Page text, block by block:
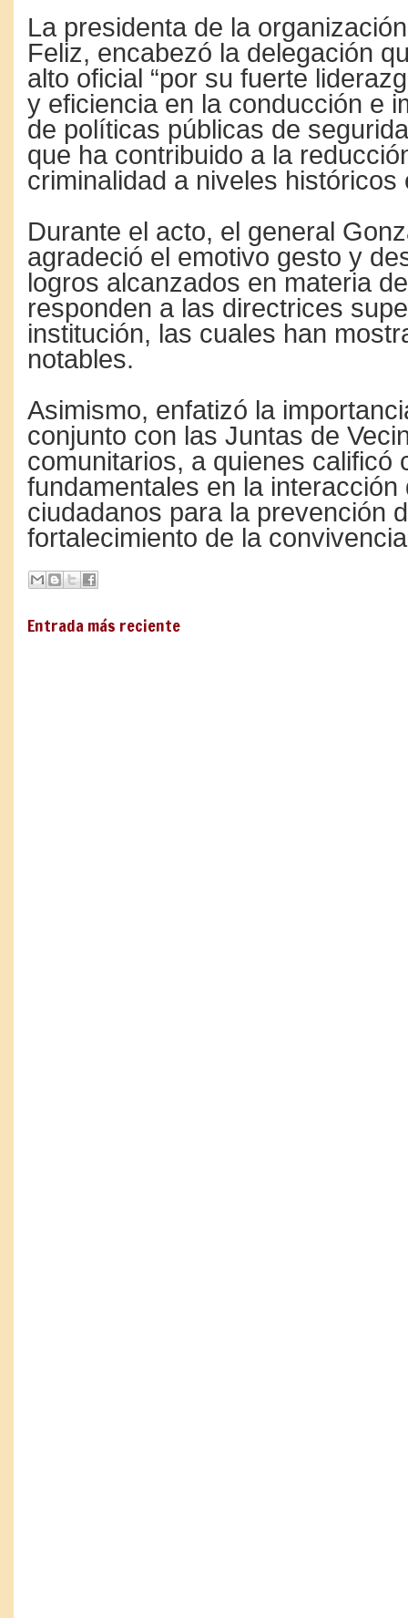
La presidenta de la
Feliz, encabezó la delegación
alto oficial “por su fuerte
y eficiencia en la conducción e
de políticas públicas de
que ha contribuido a la
criminalidad a niveles históricos
Durante el acto, el general
agradeció el emotivo gesto y
logros alcanzados en materia
responden a las directrices
institución, las cuales han
notables.
Asimismo, enfatizó la
conjunto con las Juntas de
comunitarios, a quienes calificó
fundamentales en la
ciudadanos para la prevención
fortalecimiento de la
Entrada más reciente